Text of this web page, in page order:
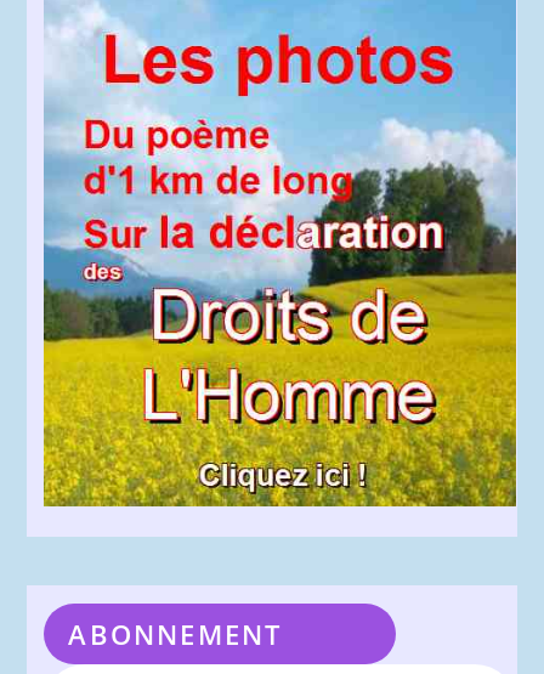
ABONNEMENT